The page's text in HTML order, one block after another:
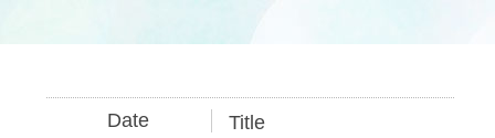
Date Title